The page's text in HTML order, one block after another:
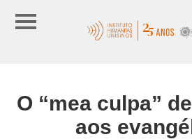
O “mea culpa”
aos